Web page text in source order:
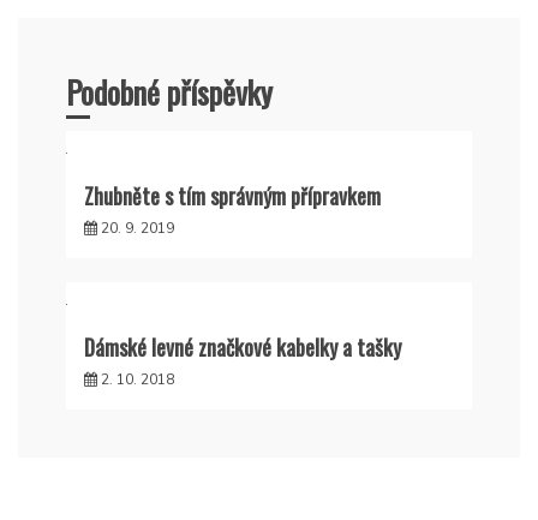
Podobné příspěvky
Zhubněte s tím správným přípravkem
20. 9. 2019
Dámské levné značkové kabelky a tašky
2. 10. 2018